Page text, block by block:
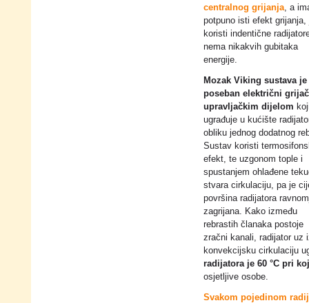
centralnog grijanja, a
potpuno isti efekt grijanja,
koristi indentične
nema nikakvih gubitaka
energije.
Mozak Viking sustava je
poseban električni
upravljačkim dijelom
ugrađuje u kućište
obliku jednog dodatnog
Sustav koristi
efekt, te uzgonom tople i
spustanjem ohlađene
stvara cirkulaciju, pa je
površina radijatora
zagrijana. Kako između
rebrastih članaka postoje
zračni kanali, radijator uz
konvekcijsku cirkulaciju
radijatora je 60 °C pri
osjetljive osobe.
Svakom pojedinom